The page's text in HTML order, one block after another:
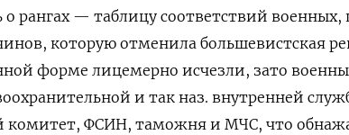
о рангах — таблицу соответствий военных,
которую отменила большевистская
форме лицемерно исчезли, зато
и так наз. внутренней
комитет, ФСИН, таможня и МЧС, что